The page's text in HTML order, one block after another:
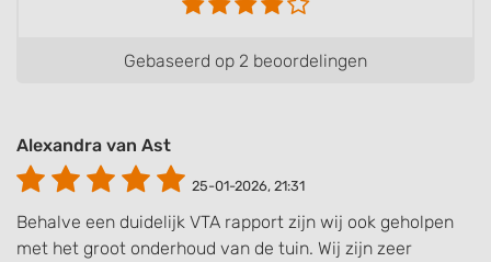
Gebaseerd op 2 beoordelingen
Alexandra van Ast
25-01-2026, 21:31
Behalve een duidelijk VTA rapport zijn wij ook geholpen
met het groot onderhoud van de tuin. Wij zijn zeer